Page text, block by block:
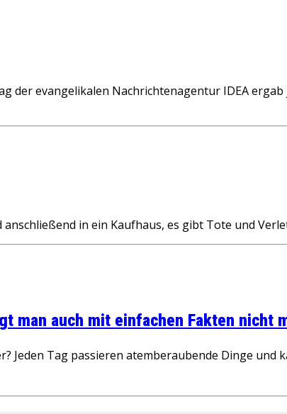
evangelikalen Nachrichtenagentur IDEA ergab
in ein Kaufhaus, es gibt Tote und
man auch mit einfachen Fakten nicht
Jeden Tag passieren atemberaubende Dinge und